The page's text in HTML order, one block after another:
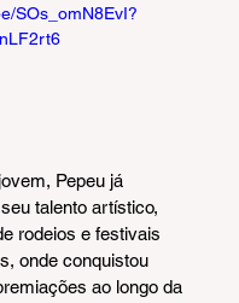
SOs_omN8EvI?
Pepeu já
talento artístico,
rodeios e festivais
onde conquistou
ao longo da